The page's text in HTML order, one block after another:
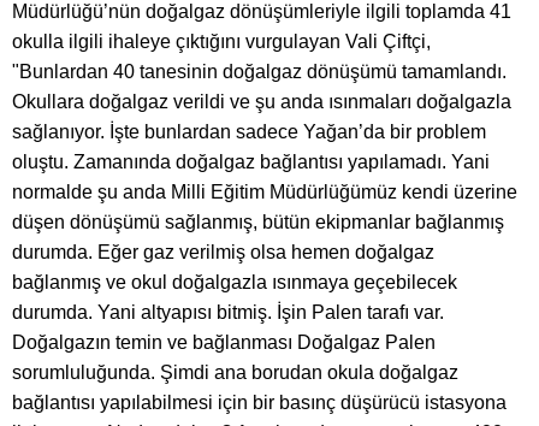
Müdürlüğü’nün doğalgaz dönüşümleriyle ilgili toplamda 41
okulla ilgili ihaleye çıktığını vurgulayan Vali Çiftçi,
"Bunlardan 40 tanesinin doğalgaz dönüşümü tamamlandı.
Okullara doğalgaz verildi ve şu anda ısınmaları doğalgazla
sağlanıyor. İşte bunlardan sadece Yağan’da bir problem
oluştu. Zamanında doğalgaz bağlantısı yapılamadı. Yani
normalde şu anda Milli Eğitim Müdürlüğümüz kendi üzerine
düşen dönüşümü sağlanmış, bütün ekipmanlar bağlanmış
durumda. Eğer gaz verilmiş olsa hemen doğalgaz
bağlanmış ve okul doğalgazla ısınmaya geçebilecek
durumda. Yani altyapısı bitmiş. İşin Palen tarafı var.
Doğalgazın temin ve bağlanması Doğalgaz Palen
sorumluluğunda. Şimdi ana borudan okula doğalgaz
bağlantısı yapılabilmesi için bir basınç düşürücü istasyona